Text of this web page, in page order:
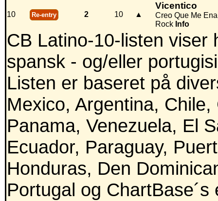
10 Re-entry 2 10 ▲
Vicentico
Creo Que Me
Rock Info
CB Latino-10-listen viser
spansk - og/eller
Listen er baseret på
Mexico, Argentina,
Panama, Venezuela, El
Ecuador, Paraguay,
Honduras, Den
Portugal og ChartBase´s